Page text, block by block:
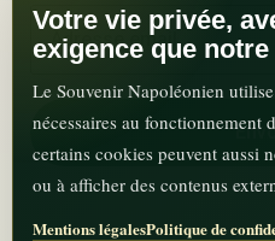
Votre vie privée,
exigence que
Le Souvenir Napoléonien
nécessaires au fonctionnement
certains cookies peuvent aussi
ou à afficher des contenus
Mentions légalesPolitique de